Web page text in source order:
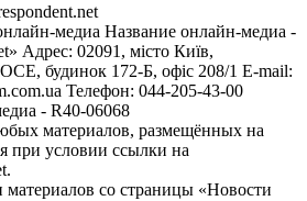
медиа Название онлайн-медиа -
Адрес: 02091, місто Київ,
будинок 172-Б, офіс 208/1 E-mail:
Телефон: 044-205-43-00
- R40-06068
материалов, размещённых на
при условии ссылки на
со страницы «Новости